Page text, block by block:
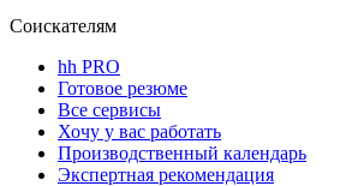
Соискателям
hh PRO
Готовое резюме
Все сервисы
Хочу у вас работать
Производственный календарь
Экспертная рекомендация